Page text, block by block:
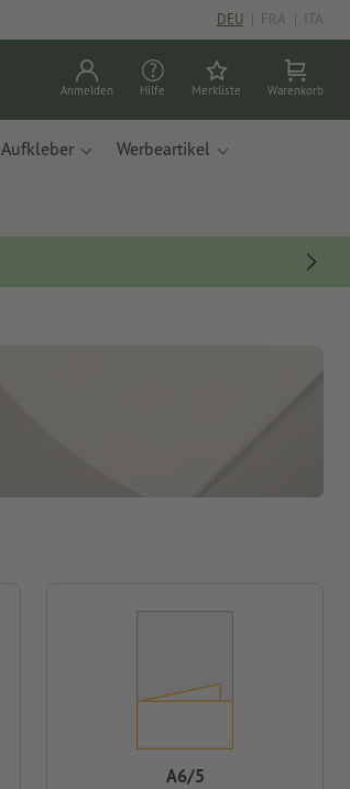
DEU | FRA | ITA
Anmelden Hilfe Merkliste Warenkorb
Aufkleber Werbeartikel
A6/5